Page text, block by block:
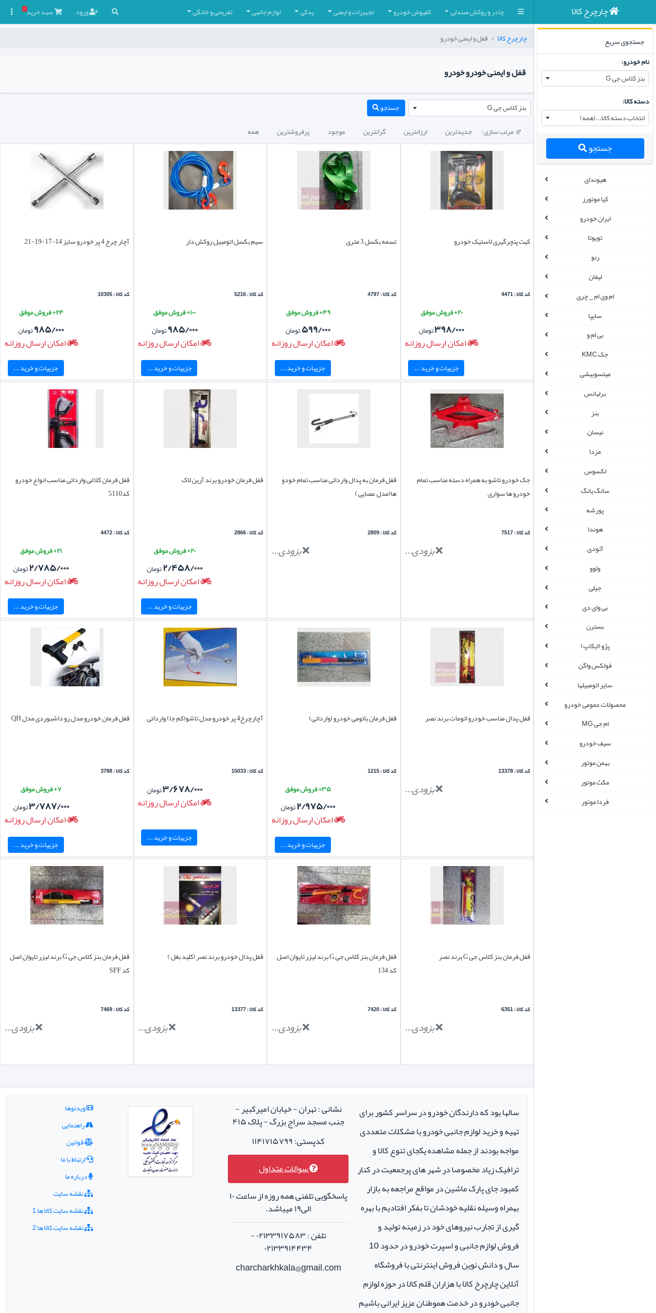
چادر و روکش صندلی کفپوش خودرو تجهیزات و ایمنی یدکی لوازم جانبی تفریحی و خانگی ورود سبدخرید۰ چارچرخ کالا
جستجوی سریع
نام خودرو:
بنز کلاس جی G
دسته کالا:
انتخاب دسته کالا...(همه)
جستجو
هیوندای
کیا موتورز
ایران خودرو
تویوتا
رنو
لیفان
ام وی ام _ چری
سایپا
بی ام و
جک KMC
میتسوبیشی
برلیانس
بنز
نیسان
مزدا
لکسوس
سانگ یانگ
پورشه
هوندا
آئودی
ولوو
جیلی
بی وای دی
بسترن
پژو (ایکاپ)
فولکس واگن
سایر اتومبیلها
محصولات عمومی خودرو
ام جی MG
سیف خودرو
بهمن موتور
مکث موتور
فردا موتور
چارچرخ کالا قفل و ایمنی خودرو
قفل و ایمنی خودرو خودرو
بنز کلاس جی G جستجو
 مرتب سازی: جدیدترین ارزانترین گرانترین موجود پرفروشترین همه
کیت پنچرگیری لاستیک خودرو
کد کالا : 4471
۲۰+ فروش موفق
۳۹۸/۰۰۰تومان
امکان ارسال روزانه
جزییات و خرید ...
تسمه بکسل 3 متری
کد کالا : 4797
۴۹+ فروش موفق
۵۹۹/۰۰۰تومان
امکان ارسال روزانه
جزییات و خرید ...
سیم بکسل اتومبیل روکش دار
کد کالا : 5216
۱۰۰+ فروش موفق
۹۸۵/۰۰۰تومان
امکان ارسال روزانه
جزییات و خرید ...
آچار چرخ 4 پر خودرو سایز 14-17-19-21
کد کالا : 10305
۲۴+ فروش موفق
۹۸۵/۰۰۰تومان
امکان ارسال روزانه
جزییات و خرید ...
جک خودرو تاشو به همراه دسته مناسب تمام
خودرو ها سواری
کد کالا : 7517
بزودی...
قفل فرمان به پدال وارداتی مناسب تمام خودو
ها(مدل عصایی )
کد کالا : 2809
بزودی...
قفل فرمان خودرو برند آرین لاک
کد کالا : 2866
۲۰+ فروش موفق
۲/۴۵۸/۰۰۰تومان
امکان ارسال روزانه
جزییات و خرید ...
قفل فرمان کلاغی وارداتی مناسب انواع خودرو
کد5110
کد کالا : 4472
۲۱+ فروش موفق
۲/۷۸۵/۰۰۰تومان
امکان ارسال روزانه
جزییات و خرید ...
قفل پدال مناسب خودرو اتومات برند نصر
کد کالا : 13378
بزودی...
قفل فرمان باتومی خودرو (وارداتی)
کد کالا : 1215
۳۵+ فروش موفق
۲/۹۷۵/۰۰۰تومان
امکان ارسال روزانه
جزییات و خرید ...
آچارچرخ4 پر خودرو مدل تاشو(کم جا) وارداتی
کد کالا : 15033
۳/۶۷۸/۰۰۰تومان
امکان ارسال روزانه
جزییات و خرید ...
قفل فرمان خودرو مدل رو داشبوردی مدل QH
کد کالا : 3788
۷+ فروش موفق
۳/۷۸۷/۰۰۰تومان
امکان ارسال روزانه
جزییات و خرید ...
قفل فرمان بنز کلاس جی G برند نصر
کد کالا : 6351
بزودی...
قفل فرمان بنز کلاس جی G برند لیزر تایوان اصل
کد 134
کد کالا : 7420
بزودی...
قفل پدال خودرو برند نصر (کلید بغل )
کد کالا : 13377
بزودی...
قفل فرمان بنز کلاس جی G برند لیزر تایوان اصل
کد SFF
کد کالا : 7469
بزودی...
سالها بود که دارندگان خودرو در سراسر کشور برای
تهیه و خرید لوازم جانبی خودرو با مشکلات متعددی
مواجه بودند از جمله مشاهده یکجای تنوع کالا و
ترافیک زیاد مخصوصا در شهر های پرجمعیت در کنار
کمبود جای پارک ماشین در مواقع مراجعه به بازار
بهمراه وسیله نقلیه خودشان تا بفکر افتادیم با بهره
گیری از تجارب نیروهای خود در زمینه تولید و
فروش لوازم جانبی و اسپرت خودرو در حدود 10
سال و دانش نوین فروش اینترنتی با فروشگاه
آنلاین چارچرخ کالا با هزاران قلم کالا در حوزه لوازم
جانبی خودرو در خدمت هموطنان عزیز ایرانی باشیم
نشانی : تهران - خیابان امیرکبیر -
جنب مسجد سراج بزرگ - پلاک ۴۱۵
کدپستی: ۱۱۴۱۷۱۵۷۹۹
سوالات متداول
پاسخگویی تلفنی همه روزه از ساعت ۱۰
الی۱۹ میباشد.
تلفن : ۰۲۱۳۳۹۱۷۵۸۳ -
۰۲۱۳۳۹۱۴۴۳۴
charcharkhkala@gmail.com
ویدئوها
راهنمایی
قوانین
ارتباط با ما
درباره ما
نقشه سایت
نقشه سایت کالا ها 1
نقشه سایت کالا ها 2